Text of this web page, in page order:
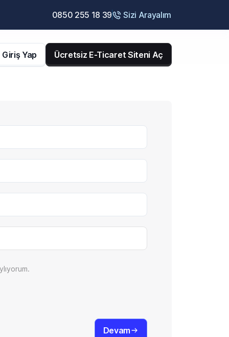
0850 255 18 39 Sizi Arayalım
Giriş Yap Ücretsiz E-Ticaret Siteni Aç
Devam